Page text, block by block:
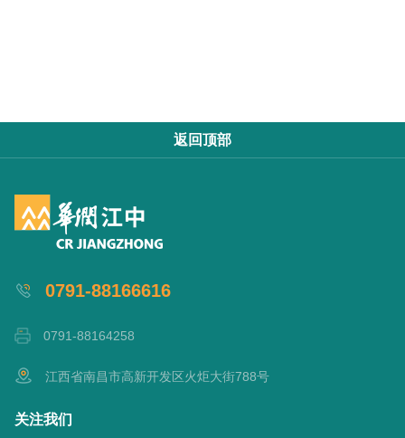
返回顶部
0791-88166616
0791-88164258
江西省南昌市高新开发区火炬大街788号
关注我们